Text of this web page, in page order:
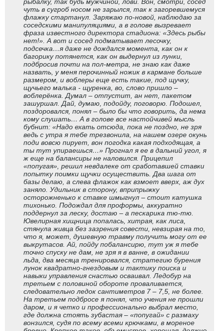
чуть в сугроб носом не зарылся, так к загоревшемуся
флажку стартанул. Заряжаю по-новой, наблюдаю за
соседскими манипуляциями, а в голове вызревает
фраза известного директора стадиона: «Здесь рыбы
нет!». А вот и сосед подматывает лесочку,
подсечка…я даже не дождался момента, как он к
багорику потянется, как он выдернул из лунки,
подбросив почти на пол-метра, не знаю как даже
назвать, у меня перочинный ножик в кармане больше
размером, и воблеры еще есть такие, под щучку,
щучьего малька - щуренка, во, слово пришло –
воблерёнка. Думал – отпустит, ан нет, пакетом
зашуршал. Дай, думаю, подойду, поговорю. Подошел,
поздоровался, понял – было бы что говорить, да нема
кому слушать… А в голове все настойчивей мысль
бубнит: «Надо ехать отсюда, пока не поздно, не зря
ведь с утра я тебе трезвонила, на нашем озере окунь
поди вовсю пирует, вон погодка какая подходящая, а
ты тут упираешься…» Прогнал я ее в дальний угол, я
ж еще на балансиры не наловился. Прицепил
«попугая», решил невдалеке от сработавшей ставки
попытку поимки щучки осуществить. Два шага от
базы делаю, а слева флажок как взмоет вверх, аж дух
заняло. Удильник в сторону, вприпрыжку
осторожненько к ставке шмыгнул – стоит катушка
тихонько. Подождал для проформы, аккуратно
поддернул за леску, достаю – а пескарика тю-тю.
Ювелирная хищница попалась, хитрая, как лиса,
стянула живца без зазрения совести, невзирая на то,
что я, может, душевную травму получить могу от ее
выкрутасов. Ай, пойду побалансирю, тут уж я тебе
точно спуску не дам, не зря я в ванне, в ожидании
льда, два месяца тренировался, стратегию бурения
лунок квадратно-гнездовым и тактику поиска и
навыки управления снастью осваивал. Ледобур на
третьем с половиной обороте проваливается,
следовательно ледок сантиметров 7 – 7,5, не более.
На третьем подбросе я понял, что учения не прошли
даром, и я четко и профессионально выбрал место,
где должна стоять зубастая – «попугай» с размаху
вонзился, судя по всему всеми крючками, в мореное